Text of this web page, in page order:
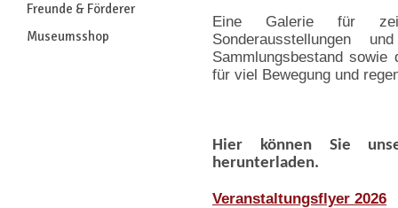
Freunde & Förderer
Museumsshop
Eine Galerie für
Sonderausstellungen
Sammlungsbestand sowie
für viel Bewegung und
Hier können Sie
herunterladen.
Veranstaltungsflyer 2026